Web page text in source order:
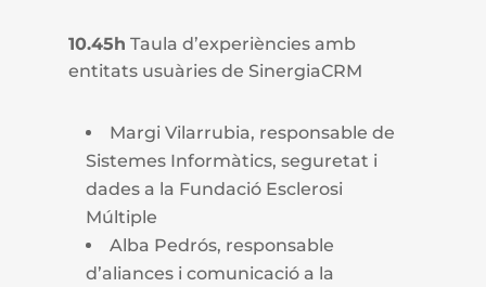
10.45h Taula d’experiències amb
entitats usuàries de SinergiaCRM
Margi Vilarrubia, responsable de
Sistemes Informàtics, seguretat i
dades a la Fundació Esclerosi
Múltiple
Alba Pedrós, responsable
d’aliances i comunicació a la